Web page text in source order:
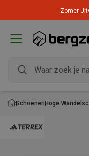
Zomer
SchoenenHoge